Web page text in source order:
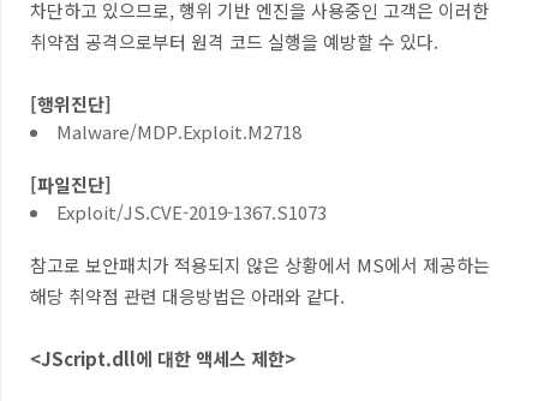
차단하고 있으므로, 행위 기반 엔진을 사용중인 고객은 이러한
취약점 공격으로부터 원격 코드 실행을 예방할 수 있다.
[행위진단]
Malware/MDP.Exploit.M2718
[파일진단]
Exploit/JS.CVE-2019-1367.S1073
참고로 보안패치가 적용되지 않은 상황에서 MS에서 제공하는
해당 취약점 관련 대응방법은 아래와 같다.
<JScript.dll에 대한 액세스 제한>